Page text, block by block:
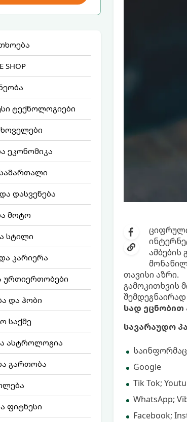
SHOP
ტექნოლოგიები
ეკონომიკა
დასვენება
მოტო
სტილი
კარიერა
ურთიერთობები
და ჰობი
საქმე
ასტროლოგია
გართობა
ფიტნესი
ამბების
თავისი აზრი.
გამოკითხვის
სად ეცნობით
სავარაუდო
Google
Tik Tok;
WhatsApp;
Facebook;